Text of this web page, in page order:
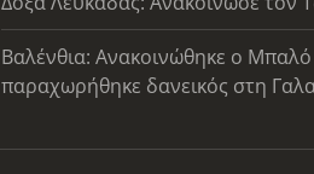
Βαλένθια: Ανακοινώθηκε ο Μπαλό
παραχωρήθηκε δανεικός στη